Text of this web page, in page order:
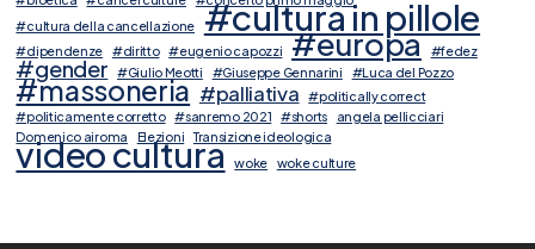
#cultura della cancellazione #cultura in pillole
#dipendenze #diritto #eugenio capozzi #europa #fedez
#gender #Giulio Meotti #Giuseppe Gennarini #Luca del Pozzo
#massoneria #palliativa
#politically correct
#politicamente corretto #sanremo 2021 #shorts
angela pellicciari
Domenico airoma
Elezioni Transizione ideologica
video cultura woke woke culture